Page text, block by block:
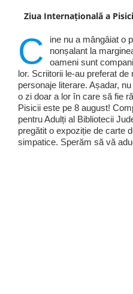
Ziua Internațională a
C
ine nu a mângâiat o
nonșalant la
oameni sunt
lor. Scriitorii le-au preferat
personaje literare. Așadar,
o zi doar a lor în care să fie
Pisicii este pe 8 august!
pentru Adulți al Bibliotecii
pregătit o expoziție de carte
simpatice. Sperăm să vă